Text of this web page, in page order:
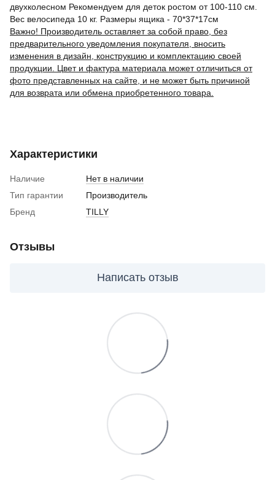
двухколесном Рекомендуем для деток ростом от 100-110 см.
Вес велосипеда 10 кг. Размеры ящика - 70*37*17см
Важно! Производитель оставляет за собой право, без
предварительного уведомления покупателя, вносить
изменения в дизайн, конструкцию и комплектацию своей
продукции. Цвет и фактура материала может отличиться от
фото представленных на сайте, и не может быть причиной
для возврата или обмена приобретенного товара.
Характеристики
Наличие
Нет в наличии
Тип гарантии
Производитель
Бренд
TILLY
Отзывы
Написать отзыв